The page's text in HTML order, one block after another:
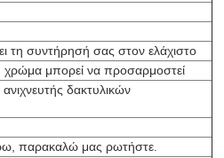
τη συντήρησή σας στον ελάχιστο
μπορεί να προσαρμοστεί
δακτυλικών
παρακαλώ μας ρωτήστε.